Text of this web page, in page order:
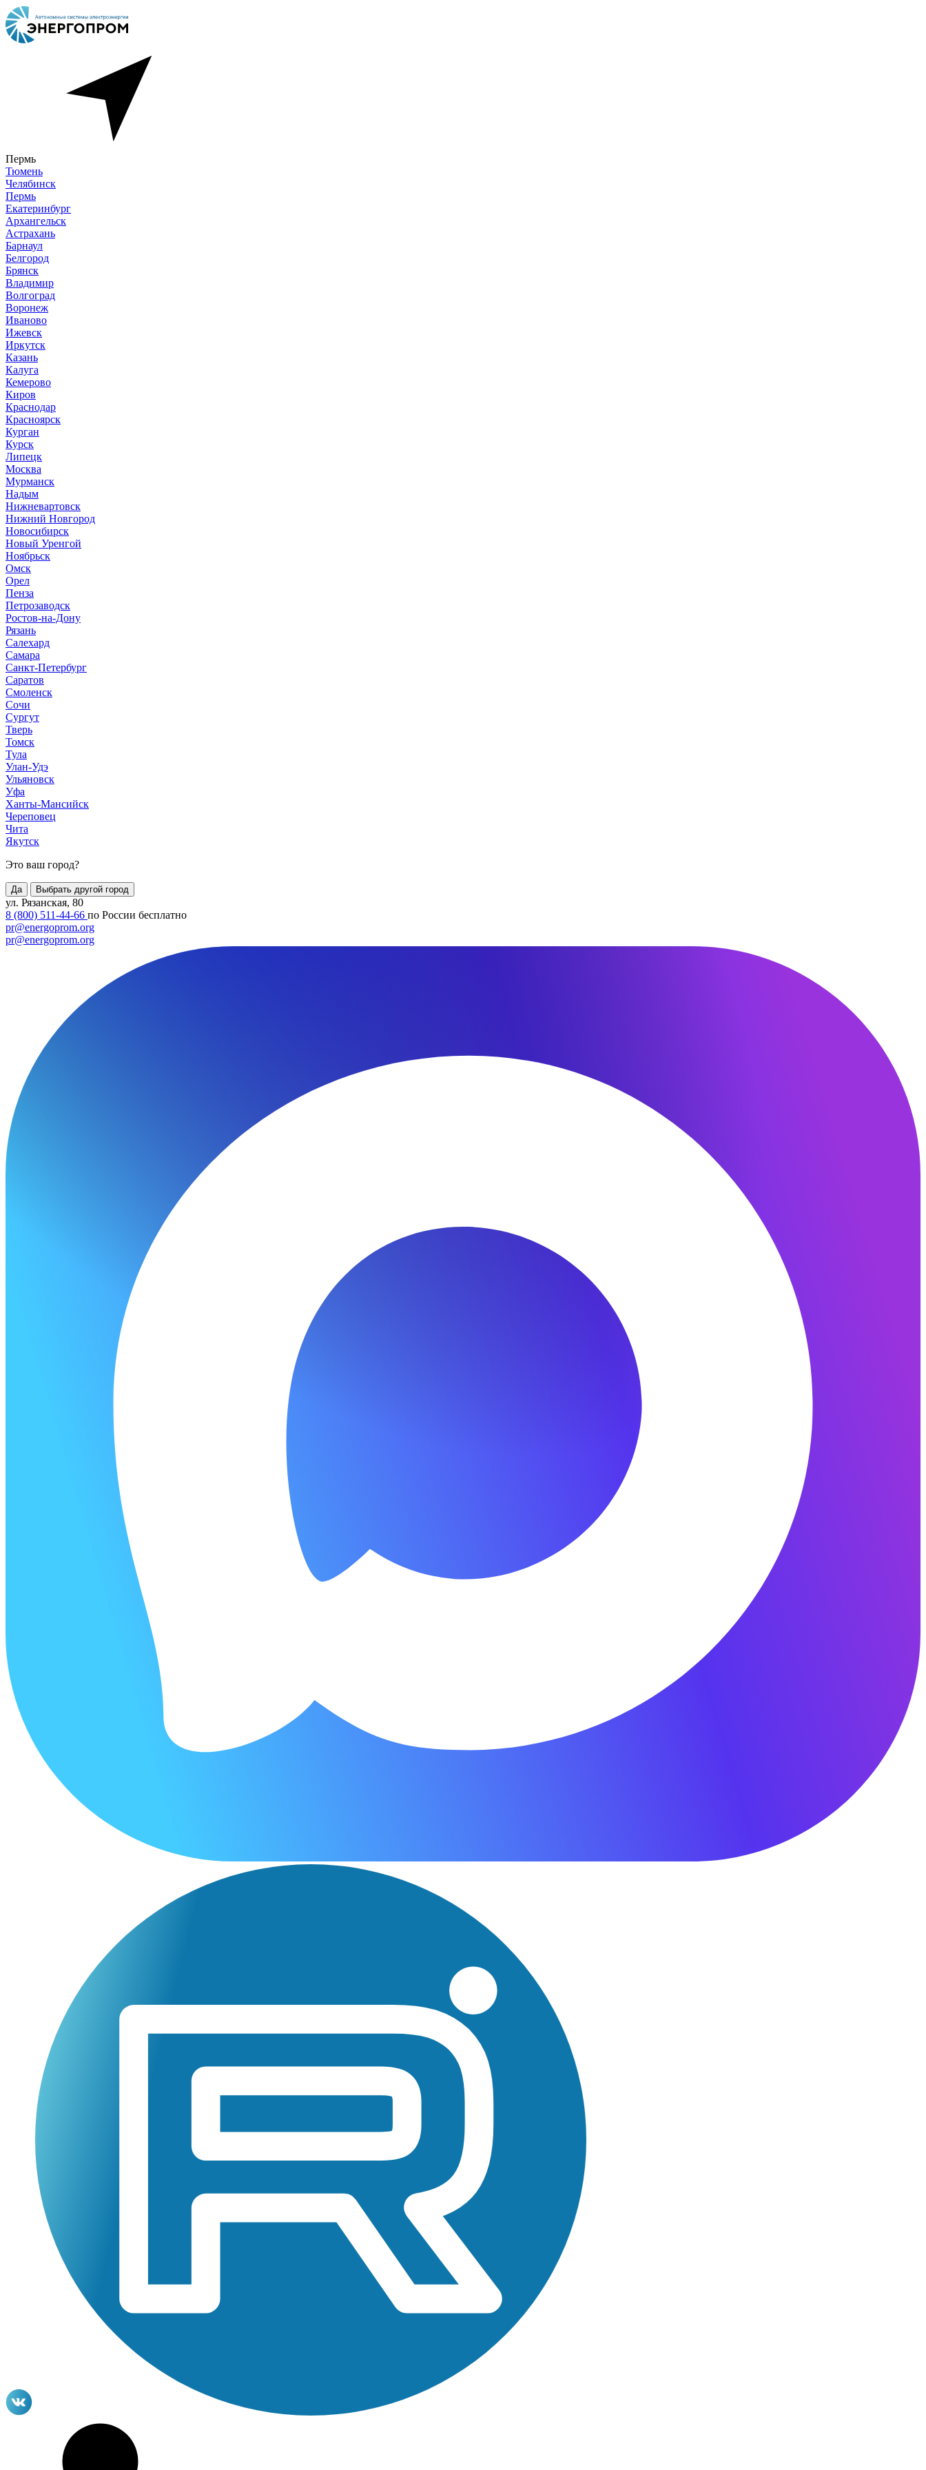
Пермь
Тюмень
Челябинск
Пермь
Екатеринбург
Архангельск
Астрахань
Барнаул
Белгород
Брянск
Владимир
Волгоград
Воронеж
Иваново
Ижевск
Иркутск
Казань
Калуга
Кемерово
Киров
Краснодар
Красноярск
Курган
Курск
Липецк
Москва
Мурманск
Надым
Нижневартовск
Нижний Новгород
Новосибирск
Новый Уренгой
Ноябрьск
Омск
Орел
Пенза
Петрозаводск
Ростов-на-Дону
Рязань
Салехард
Самара
Санкт-Петербург
Саратов
Смоленск
Сочи
Сургут
Тверь
Томск
Тула
Улан-Удэ
Ульяновск
Уфа
Ханты-Мансийск
Череповец
Чита
Якутск
Это ваш город?
Да Выбрать другой город
ул. Рязанская, 80
8 (800) 511-44-66 по России бесплатно
pr@energoprom.org
pr@energoprom.org